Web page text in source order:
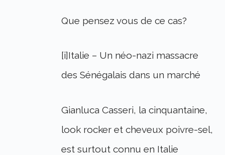
Que pensez vous de ce cas?
[i]Italie – Un néo-nazi massacre
des Sénégalais dans un marché
Gianluca Casseri, la cinquantaine,
look rocker et cheveux poivre-sel,
est surtout connu en Italie